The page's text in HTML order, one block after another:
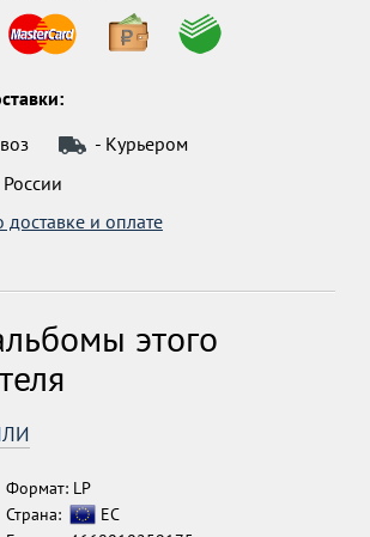
- Курьером
и оплате
этого
Формат: LP
Страна:
ЕС